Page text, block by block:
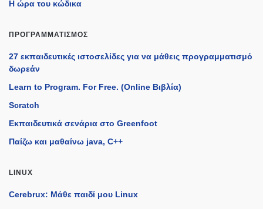
Η ώρα του κώδικα
ΠΡΟΓΡΑΜΜΑΤΙΣΜΌΣ
27 εκπαιδευτικές ιστοσελίδες για να μάθεις προγραμματισμό
δωρεάν
Learn to Program. For Free. (Online Βιβλία)
Scratch
Εκπαιδευτικά σενάρια στο Greenfoot
Παίζω και μαθαίνω java, C++
LINUX
Cerebrux: Μάθε παιδί μου Linux